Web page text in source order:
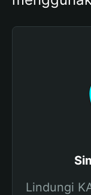
Lindungi